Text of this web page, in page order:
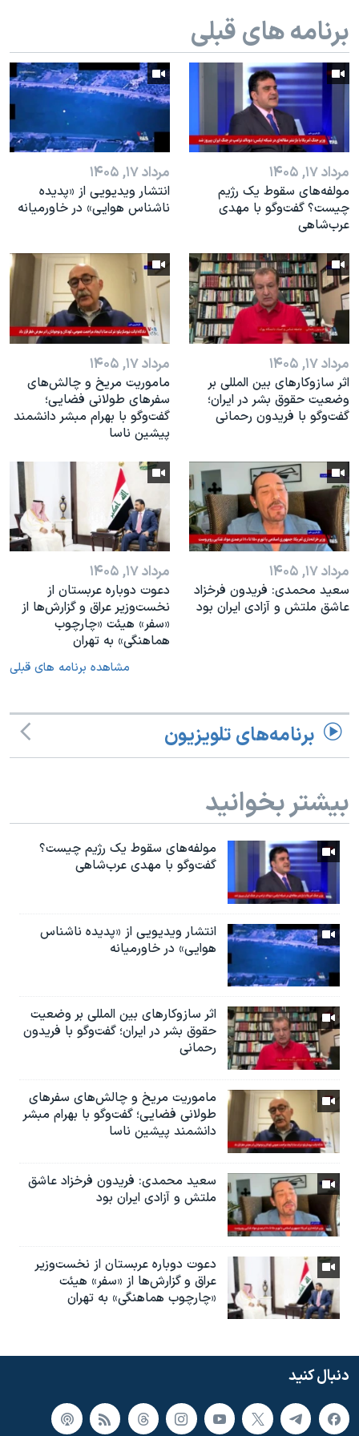
نرگس محمدی برنده جایزه نوبل صلح
همایش محافظه‌کاران آمریکا «سی‌پک»
صفحه‌های ویژه
سفر پرزیدنت ترامپ به چین
برنامه های قبلی
مرداد ۱۷, ۱۴۰۵
مولفه‌های سقوط یک رژیم
چیست؟ گفت‌وگو با مهدی
عرب‌شاهی
مرداد ۱۷, ۱۴۰۵
انتشار ویدیویی از «پدیده‌
ناشناس هوایی» در خاورمیانه
مرداد ۱۷, ۱۴۰۵
اثر ساز‌و‌کارهای بین المللی بر
وضعیت حقوق بشر در ایران؛
گفت‌وگو با فریدون رحمانی
مرداد ۱۷, ۱۴۰۵
ماموریت مریخ و چالش‌های
سفرهای طولانی فضایی؛
گفت‌وگو با بهرام مبشر دانشمند
پیشین ناسا
مرداد ۱۷, ۱۴۰۵
سعید محمدی: فریدون فرخزاد
عاشق ملتش و آزادی ایران بود
مرداد ۱۷, ۱۴۰۵
دعوت دوباره عربستان از
نخست‌وزیر عراق و گزارش‌ها از
«سفر» هیئت «چارچوب
هماهنگی» به تهران
مشاهده برنامه های قبلی
برنامه‌های تلویزیون
بیشتر بخوانید
مولفه‌های سقوط یک رژیم چیست؟
گفت‌وگو با مهدی عرب‌شاهی
انتشار ویدیویی از «پدیده‌ ناشناس
هوایی» در خاورمیانه
اثر ساز‌و‌کارهای بین المللی بر وضعیت
حقوق بشر در ایران؛ گفت‌وگو با فریدون
رحمانی
ماموریت مریخ و چالش‌های سفرهای
طولانی فضایی؛ گفت‌وگو با بهرام مبشر
دانشمند پیشین ناسا
سعید محمدی: فریدون فرخزاد عاشق
ملتش و آزادی ایران بود
دعوت دوباره عربستان از نخست‌وزیر
عراق و گزارش‌ها از «سفر» هیئت
«چارچوب هماهنگی» به تهران
دنبال کنید